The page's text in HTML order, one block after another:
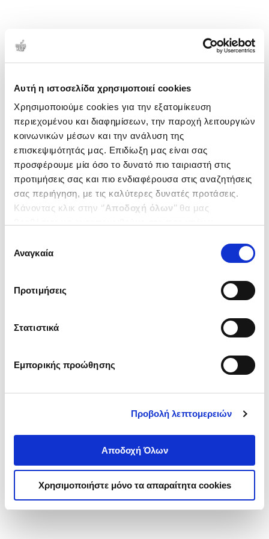
Αυτή η ιστοσελίδα χρησιμοποιεί cookies
Χρησιμοποιούμε cookies για την εξατομίκευση
περιεχομένου και διαφημίσεων, την παροχή λειτουργιών
κοινωνικών μέσων και την ανάλυση της
επισκεψιμότητάς μας. Επιδίωξη μας είναι σας
προσφέρουμε μία όσο το δυνατό πιο ταιριαστή στις
προτιμήσεις σας και πιο ενδιαφέρουσα στις αναζητήσεις
σας περιήγηση, με τις καλύτερες δυνατές προτάσεις.
Κάνοντας κλικ στην ‘’Αποδοχή όλων’’ θα μας
ενδιαφέρουν και να επιλέξετε από τα παρακάτω με την
΄΄και να ενημερωθείτε σχετικά με
συγκατάθεσης
Αναγκαία
Προτιμήσεις
Στατιστικά
Εμπορικής προώθησης
Προβολή λεπτομερειών
Αποδοχή Όλων
Χρησιμοποιήστε μόνο τα απαραίτητα cookies